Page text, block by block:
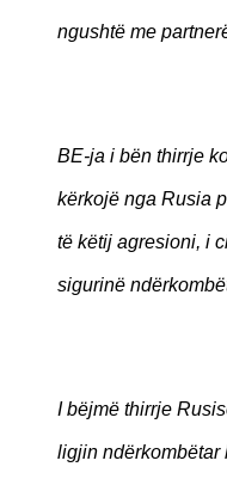
ngushtë me
BE-ja i bën thirrje
kërkojë nga Rusia
të këtij agresioni, i
sigurinë
I bëjmë thirrje
ligjin ndërkombëtar